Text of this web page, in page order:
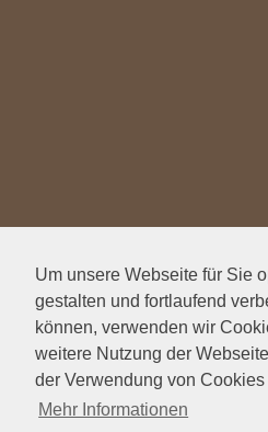
Um unsere Webseite für Sie
gestalten und fortlaufend
können, verwenden wir
weitere Nutzung der
der Verwendung von Cookies
Mehr Informationen